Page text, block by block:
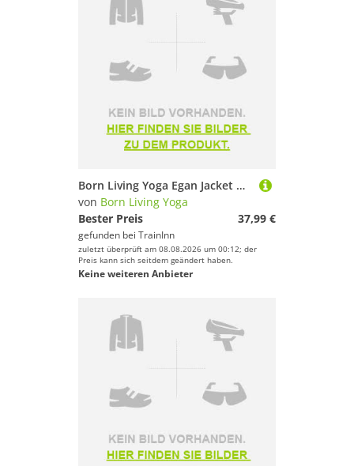
Born Living Yoga Egan Jacket Gelb M Frau
von Born Living Yoga
Bester Preis
37,99 €
gefunden bei TrainInn
zuletzt überprüft am 08.08.2026 um 00:12; der
Preis kann sich seitdem geändert haben.
Keine weiteren Anbieter